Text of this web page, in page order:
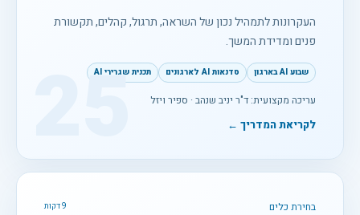
העקרונות לתמהיל נכון של השראה, תרגול, קהלים, תקשורת
פנים ומדידת המשך.
שבוע AI בארגון סדנאות AI לארגונים תכנית שגרירי AI
עריכה מקצועית: ד"ר יניב שנהב · ספיר ויזל
לקריאת המדריך ← 25
בחירת כלים 9 דקות